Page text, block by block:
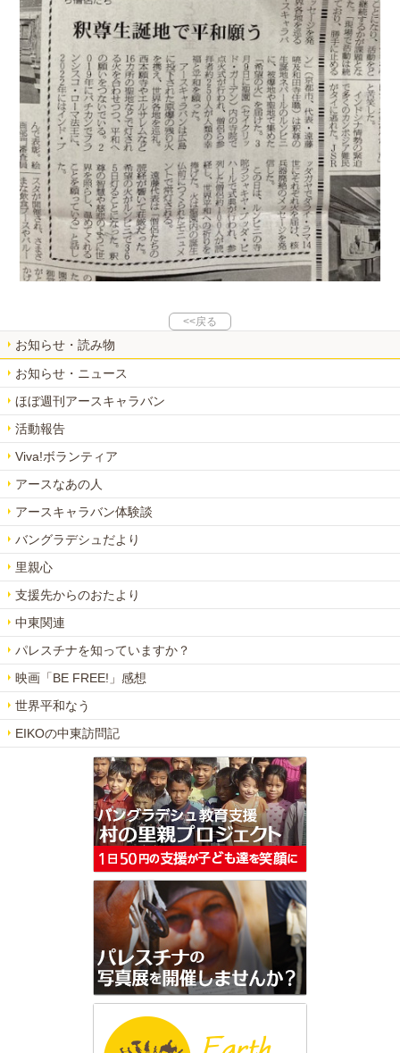
<<戻る
お知らせ・読み物
お知らせ・ニュース
ほぼ週刊アースキャラバン
活動報告
Viva!ボランティア
アースなあの人
アースキャラバン体験談
バングラデシュだより
里親心
支援先からのおたより
中東関連
パレスチナを知っていますか？
映画「BE FREE!」感想
世界平和なう
EIKOの中東訪問記